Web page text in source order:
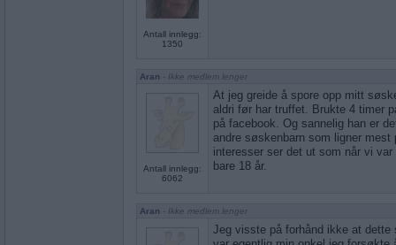
Antall innlegg:
1350
Aran - Ikke medlem lenger
Antall innlegg:
6062
At jeg greide å spore opp mitt
aldri før har truffet. Brukte 4 timer
på facebook. Og sannelig han er
andre søskenbarn som ligner mest
interesser ser det ut som når vi
bare 18 år.
Aran - Ikke medlem lenger
Jeg visste på forhånd ikke at